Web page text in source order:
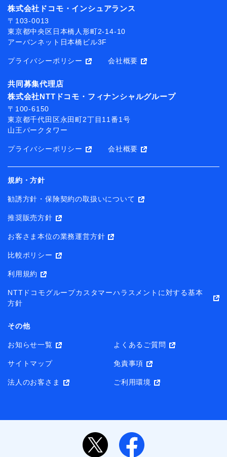
株式会社ドコモ・インシュアランス
〒103-0013
東京都中央区日本橋人形町2-14-10
アーバンネット日本橋ビル3F
プライバシーポリシー 会社概要
共同募集代理店
株式会社NTTドコモ・フィナンシャルグループ
〒100-6150
東京都千代田区永田町2丁目11番1号
山王パークタワー
プライバシーポリシー 会社概要
規約・方針
勧誘方針・保険契約の取扱いについて
推奨販売方針
お客さま本位の業務運営方針
比較ポリシー
利用規約
NTTドコモグループカスタマーハラスメントに対する基本
方針
その他
お知らせ一覧 よくあるご質問
サイトマップ 免責事項
法人のお客さま ご利用環境